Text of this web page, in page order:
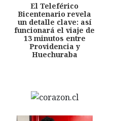
El Teleférico
Bicentenario revela
un detalle clave: así
funcionará el viaje de
13 minutos entre
Providencia y
Huechuraba